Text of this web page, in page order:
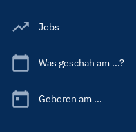
Jobs
Was geschah am ...?
Geboren am ...